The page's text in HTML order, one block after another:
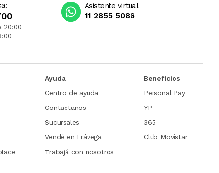
20:00
Asistente virtual
11 2855 5086
Ayuda
Centro de ayuda
Contactanos
Sucursales
Vendé en Frávega
Trabajá con nosotros
Beneficios
Personal Pay
YPF
365
Club Movistar